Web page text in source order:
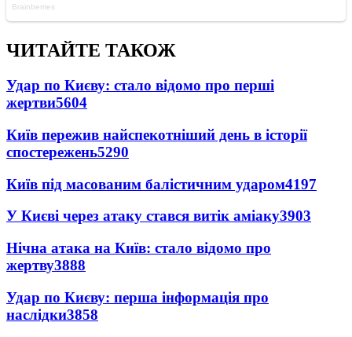
ЧИТАЙТЕ ТАКОЖ
Удар по Києву: стало відомо про перші
жертви5604
Київ пережив найспекотніший день в історії
спостережень5290
Київ під масованим балістичним ударом4197
У Києві через атаку стався витік аміаку3903
Нічна атака на Київ: стало відомо про
жертву3888
Удар по Києву: перша інформація про
наслідки3858